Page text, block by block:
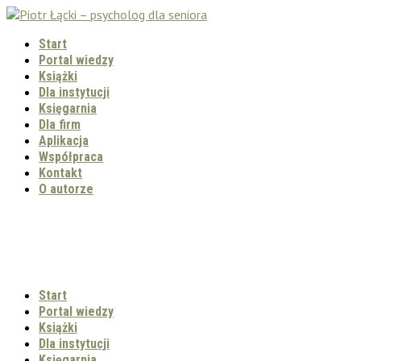
Start
Portal wiedzy
Książki
Dla instytucji
Księgarnia
Dla firm
Aplikacja
Współpraca
Kontakt
O autorze
Start
Portal wiedzy
Książki
Dla instytucji